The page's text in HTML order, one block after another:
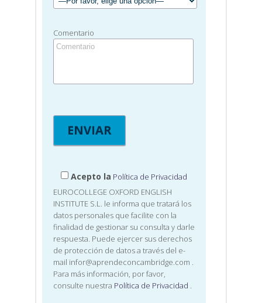
Comentario
Acepto la Política de Privacidad
EUROCOLLEGE OXFORD ENGLISH
INSTITUTE S.L. le informa que tratará los
datos personales que facilite con la
finalidad de gestionar su consulta y darle
respuesta. Puede ejercer sus derechos
de protección de datos a través del e-
mail infor@aprendeconcambridge.com .
Para más información, por favor,
consulte nuestra Política de Privacidad .